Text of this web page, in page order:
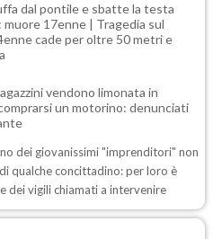
dal pontile e sbatte la testa
muore 17enne | Tragedia sul
cade per oltre 50 metri e
vendono limonata in
un motorino: denunciati
dei giovanissimi "imprenditori" non
qualche concittadino: per loro è
dei vigili chiamati a intervenire